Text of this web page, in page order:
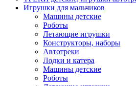
Игрушки для мальчиков
Машины детские
Роботы
Летающие игрушки
Конструкторы, наборы
Автотреки
Лодки и катера
Машины детские
Роботы